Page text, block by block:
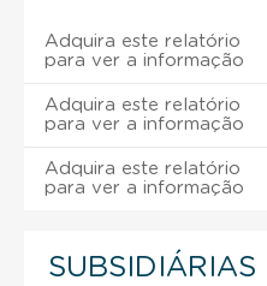
Adquira este relatório
para ver a informação
Adquira este relatório
para ver a informação
Adquira este relatório
para ver a informação
SUBSIDIÁRIAS